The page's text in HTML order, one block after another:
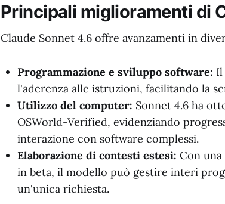
Principali miglioramenti di
Claude Sonnet 4.6 offre avanzamenti in
Programmazione e sviluppo software: Il
l'aderenza alle istruzioni, facilitando la
Utilizzo del computer: Sonnet 4.6 ha
OSWorld-Verified, evidenziando
interazione con software complessi.
Elaborazione di contesti estesi: Con
in beta, il modello può gestire interi
un'unica richiesta.